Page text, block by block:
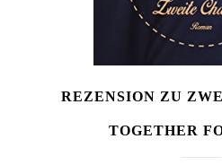
REZENSION ZU
TOGETHER